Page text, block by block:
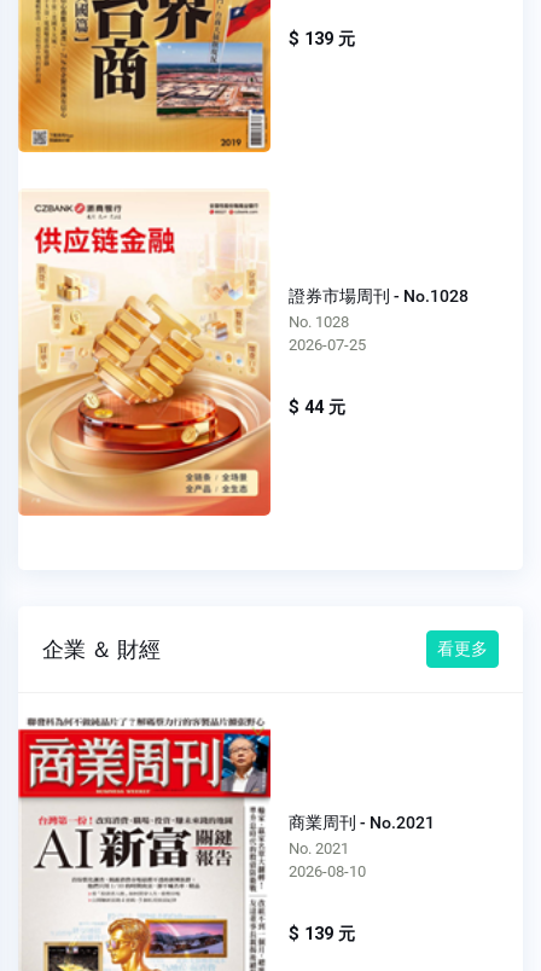
$ 139 元
證券市場周刊 - No.1028
No. 1028
2026-07-25
$ 44 元
企業 ＆ 財經 看更多
商業周刊 - No.2021
No. 2021
2026-08-10
$ 139 元